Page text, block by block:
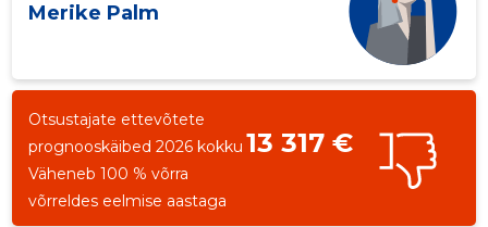
Merike Palm
Otsustajate ettevõtete
prognooskäibed 2026 kokku 13 317 €
Väheneb 100 % võrra
võrreldes eelmise aastaga